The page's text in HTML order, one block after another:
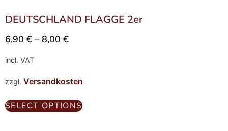
DEUTSCHLAND FLAGGE 2er
6,90 € – 8,00 €
incl. VAT
zzgl. Versandkosten
SELECT OPTIONS